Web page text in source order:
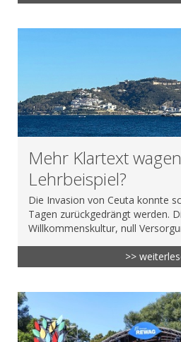
Mehr Klartext
Lehrbeispiel?
Die Invasion von Ceuta konnte
Tagen zurückgedrängt werden.
Willkommenskultur, null
>>